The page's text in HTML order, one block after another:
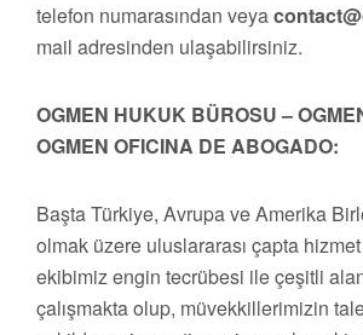
telefon numarasından veya
mail adresinden ulaşabilirsiniz.
OGMEN HUKUK BÜROSU –
OGMEN OFICINA DE ABOGADO:
Başta Türkiye, Avrupa ve Amerika
olmak üzere uluslararası çapta
ekibimiz engin tecrübesi ile çeşitli
çalışmakta olup, müvekkillerimizin